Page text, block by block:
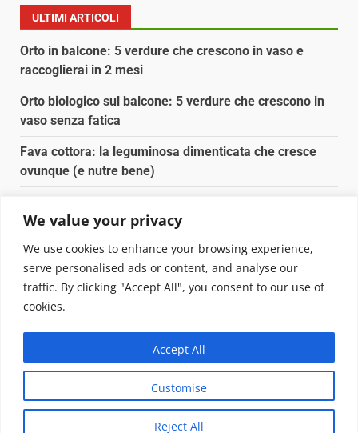
We value your privacy
We use cookies to enhance your browsing experience,
serve personalised ads or content, and analyse our
traffic. By clicking "Accept All", you consent to our use of
cookies.
Customise
Reject All
Accept All
ULTIMI ARTICOLI
Orto in balcone: 5 verdure che crescono in vaso e
raccoglierai in 2 mesi
Orto biologico sul balcone: 5 verdure che crescono in
vaso senza fatica
Fava cottora: la leguminosa dimenticata che cresce
ovunque (e nutre bene)
settembre 2026
Nancy la tartaruga torna libera in Adriatico
Copyright © 2025 Biopianeta.it proprietà di Jws Media
Questo blog non è una testata giornalistica, in quanto
viene aggiornato senza alcuna periodicità. Non può
pertanto considerarsi un prodotto editoriale ai sensi
della legge n. 62 del 07.03.2001|DarkNewsvon AF
themes.